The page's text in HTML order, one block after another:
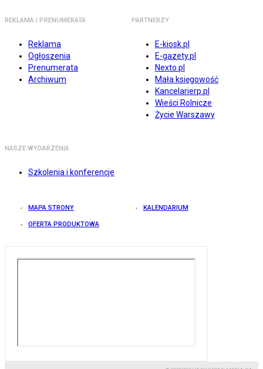
REKLAMA I PRENUMERATA
Reklama
Ogłoszenia
Prenumerata
Archiwum
PARTNERZY
E-kiosk.pl
E-gazety.pl
Nexto.pl
Mała księgowość
Kancelarierp.pl
Wieści Rolnicze
Życie Warszawy
NASZE WYDARZENIA
Szkolenia i konferencje
MAPA STRONY KALENDARIUM
OFERTA PRODUKTOWA